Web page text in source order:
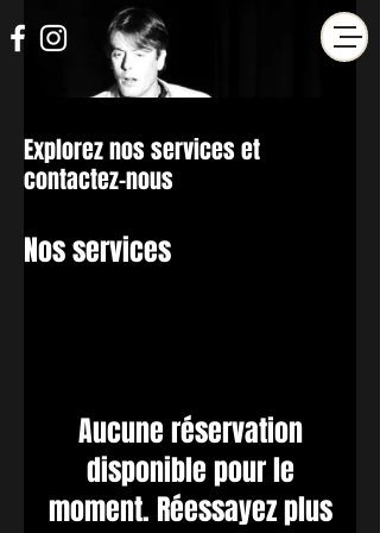
Explorez nos services et
contactez-nous
Nos services
Aucune réservation
disponible pour le
moment. Réessayez plus